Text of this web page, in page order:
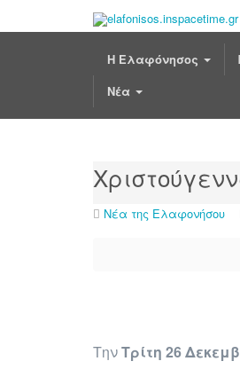
Η Ελαφόνησος
Νέα
Νέα της Ελαφονήσου
ΤηνΤρίτη 26